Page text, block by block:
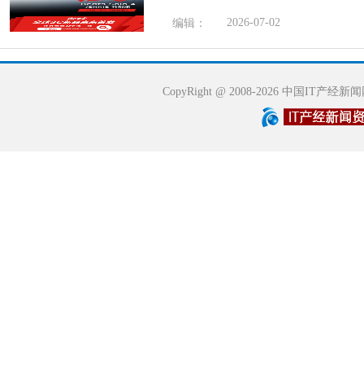
编辑： 2026-07-02
CopyRight @ 2008-2026 中国IT产经新